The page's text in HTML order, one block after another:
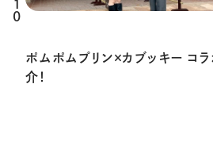
1
0
ポムポムプリン×カブッキー コ
介！